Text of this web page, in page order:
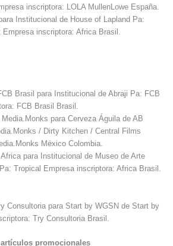
inscriptora: LOLA MullenLowe España.
Institucional de House of Lapland Pa:
inscriptora: Africa Brasil.
Brasil para Institucional de Abraji Pa: FCB
FCB Brasil Brasil.
para Cerveza Águila de AB
/ Dirty Kitchen / Central Films
México Colombia.
para Institucional de Museo de Arte
Tropical Empresa inscriptora: Africa Brasil.
Consultoria para Start by WGSN de Start by
Try Consultoria Brasil.
promocionales